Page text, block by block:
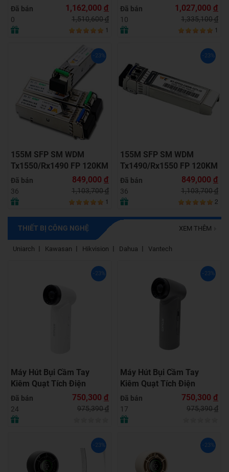
Đã bán
0
1,162,000 đ
1,510,600đ
1
Đã bán
10
1,027,000 đ
1,335,100đ
1
-23%
155M SFP SM WDM
Tx1550/Rx1490 FP 120KM
LC with DDM
Đã bán
36
849,000 đ
1,103,700đ
1
-23%
155M SFP SM WDM
Tx1490/Rx1550 FP 120KM
LC with DDM
Đã bán
36
849,000 đ
1,103,700đ
2
THIẾT BỊ CÔNG NGHỆ
Uniarch Kawasan Hikvision Dahua Vantech
XEM THÊM
-23%
Máy Hút Bụi Cầm Tay
Kiêm Quạt Tích Điện
RTAKO F71 Multi-function
Violent fan (4000mAH) –
WHITE
Đã bán
24
750,300 đ
975,390đ
-23%
Máy Hút Bụi Cầm Tay
Kiêm Quạt Tích Điện
RTAKO F71 Multi-function
Violent fan (4000mAH) –
GRAY
Đã bán
17
750,300 đ
975,390đ
-23% -23%